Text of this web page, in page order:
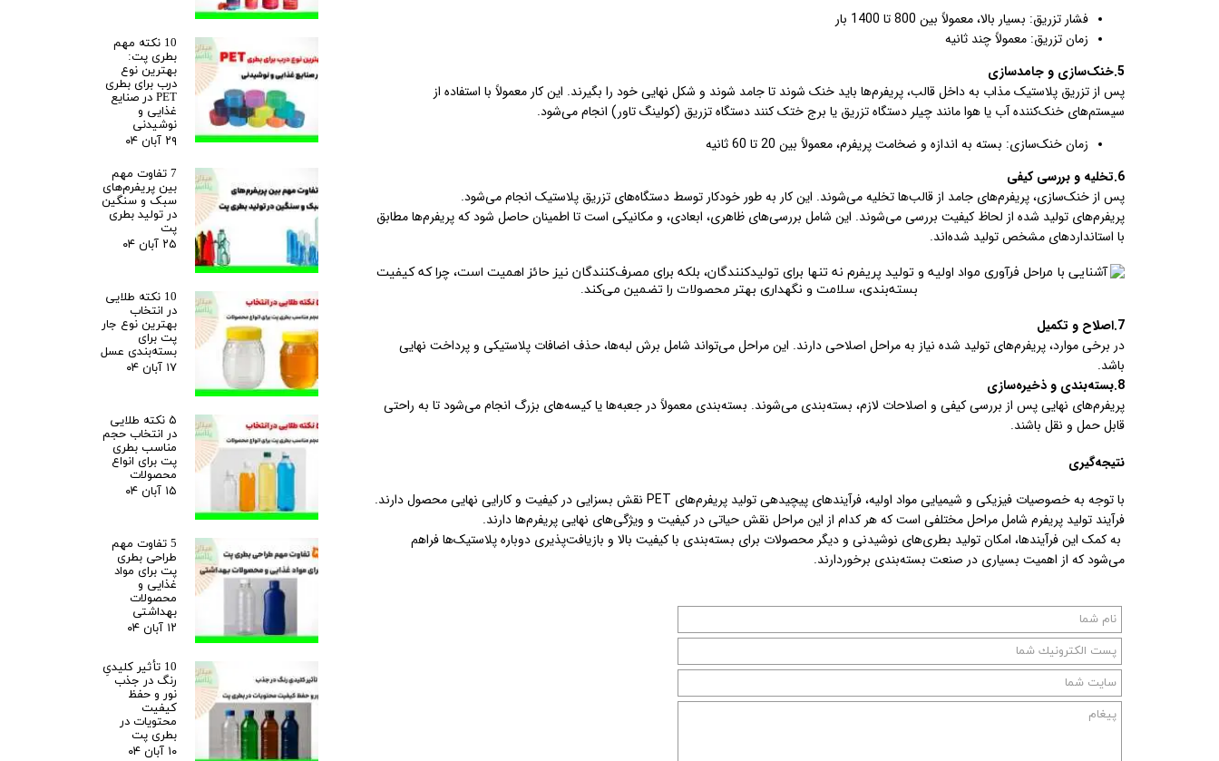
فشار تزریق: بسیار بالا، معمولاً بین 800 تا 1400 بار
زمان تزریق: معمولاً چند ثانیه
5.خنک‌سازی و جامدسازی
پس از تزریق پلاستیک مذاب به داخل قالب، پریفرم‌ها باید خنک شوند تا جامد شوند و شکل نهایی خود را بگیرند. این کار معمولاً با استفاده از
سیستم‌های خنک‌کننده آب یا هوا مانند چیلر دستگاه تزریق یا برج ختک کنند دستگاه تزریق (کولینگ تاور) انجام می‌شود.
زمان خنک‌سازی: بسته به اندازه و ضخامت پریفرم، معمولاً بین 20 تا 60 ثانیه
6.تخلیه و بررسی کیفی
پس از خنک‌سازی، پریفرم‌های جامد از قالب‌ها تخلیه می‌شوند. این کار به طور خودکار توسط دستگاه‌های تزریق پلاستیک انجام می‌شود.
پریفرم‌های تولید شده از لحاظ کیفیت بررسی می‌شوند. این شامل بررسی‌های ظاهری، ابعادی، و مکانیکی است تا اطمینان حاصل شود که پریفرم‌ها مطابق
با استانداردهای مشخص تولید شده‌اند.
7.اصلاح و تکمیل
در برخی موارد، پریفرم‌های تولید شده نیاز به مراحل اصلاحی دارند. این مراحل می‌تواند شامل برش لبه‌ها، حذف اضافات پلاستیکی و پرداخت نهایی
باشد.
8.بسته‌بندی و ذخیره‌سازی
پریفرم‌های نهایی پس از بررسی کیفی و اصلاحات لازم، بسته‌بندی می‌شوند. بسته‌بندی معمولاً در جعبه‌ها یا کیسه‌های بزرگ انجام می‌شود تا به راحتی
قابل حمل و نقل باشند.
نتیجه‌گیری
با توجه به خصوصیات فیزیکی و شیمیایی مواد اولیه، فرآیندهای پیچیدهی تولید پریفرم‌های PET نقش بسزایی در کیفیت و کارایی نهایی محصول دارند.
فرآیند تولید پریفرم‌ شامل مراحل مختلفی است که هر کدام از این مراحل نقش حیاتی در کیفیت و ویژگی‌های نهایی پریفرم‌ها دارند.
به کمک این فرآیندها، امکان تولید بطری‌های نوشیدنی و دیگر محصولات برای بسته‌بندی با کیفیت بالا و بازیافت‌پذیری دوباره پلاستیک‌ها فراهم
می‌شود که از اهمیت بسیاری در صنعت بسته‌بندی برخوردارند.
10 نکته مهم
بطری پت:
بهترین نوع
درب برای بطری
PET در صنایع
غذایی و
نوشیدنی
۲۹ آبان ۰۴
7 تفاوت مهم
بین پریفرم‌های
سبک و سنگین
در تولید بطری
پت
۲۵ آبان ۰۴
10 نکته طلایی
در انتخاب
بهترین نوع جار
پت برای
بسته‌بندی عسل
۱۷ آبان ۰۴
۵ نکته طلایی
در انتخاب حجم
مناسب بطری
پت برای انواع
محصولات
۱۵ آبان ۰۴
5 تفاوت مهم
طراحی بطری
پت برای مواد
غذایی و
محصولات
بهداشتی
۱۲ آبان ۰۴
10 تأثیر کلیدیِ
رنگ در جذب
نور و حفظ
کیفیت
محتویات در
بطری پت
۱۰ آبان ۰۴